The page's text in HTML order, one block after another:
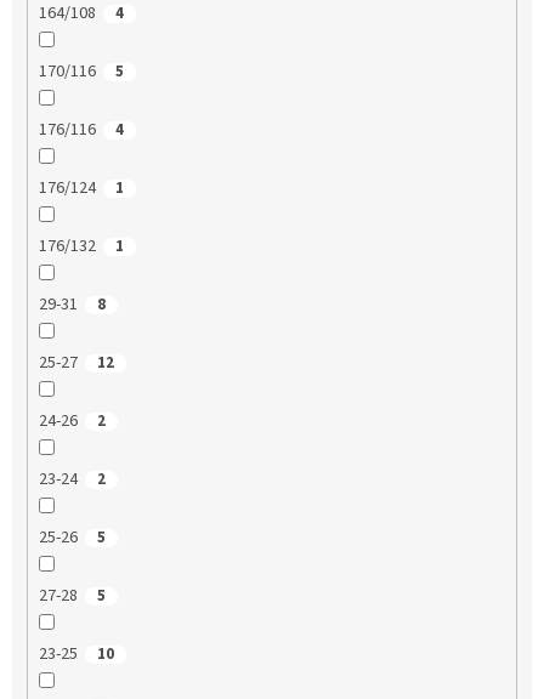
164/108 4
170/116 5
176/116 4
176/124 1
176/132 1
29-31 8
25-27 12
24-26 2
23-24 2
25-26 5
27-28 5
23-25 10